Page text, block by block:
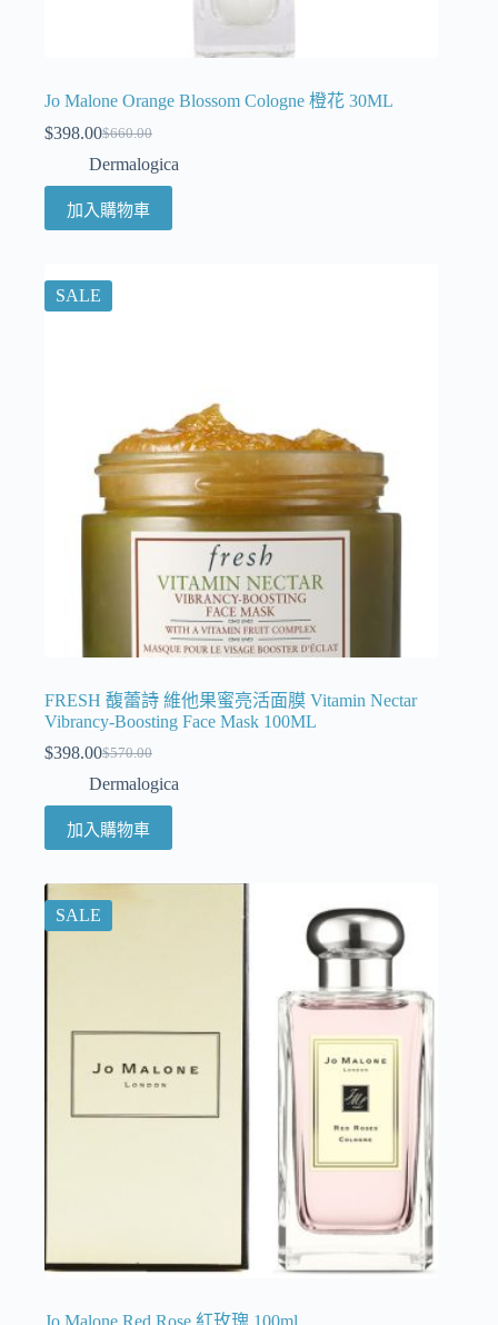
Jo Malone Orange Blossom Cologne 橙花 30ML
$660.00
$398.00
Dermalogica
加入購物車
SALE
FRESH 馥蕾詩 維他果蜜亮活面膜 Vitamin Nectar
Vibrancy-Boosting Face Mask 100ML
$570.00
$398.00
Dermalogica
加入購物車
SALE
Jo Malone Red Rose 紅玫瑰 100ml